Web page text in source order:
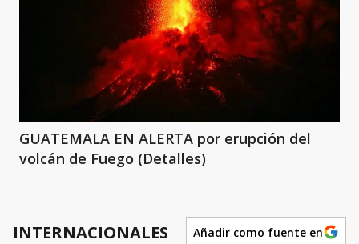
GUATEMALA EN ALERTA por erupción del
volcán de Fuego (Detalles)
INTERNACIONALES Añadir como fuente en